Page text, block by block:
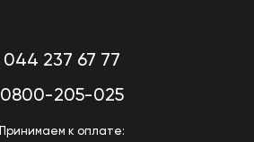
044 237 67 77
0800-205-025
Принимаем к оплате: